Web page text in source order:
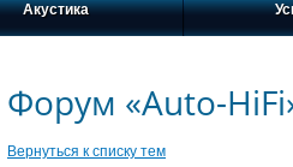
Акустика
Форум «Auto-
Вернуться к списку тем